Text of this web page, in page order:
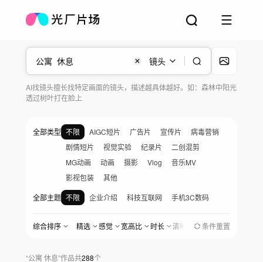
镜头
AI找镜头擅长找特定画面的镜头，描述越具体越好。如：森林中阳光
透过树叶打在脸上
全部类型 不限 AIGC短片 广告片 宣传片
病毒营销
剧情短片
视觉实验 纪录片
二创混剪
MG动画
动画 摄影 Vlog
音乐MV
影视包装
其他
全部主题 不限 企业介绍 科技互联网
手机3C数码
美食餐饮
家居家电 服饰美妆
婚礼爱情
女性与职场
综合排序 精选 感觉 宽高比 时长 清晰度 地区 创作时间
条件重置
“公寓 休息”作品共288个